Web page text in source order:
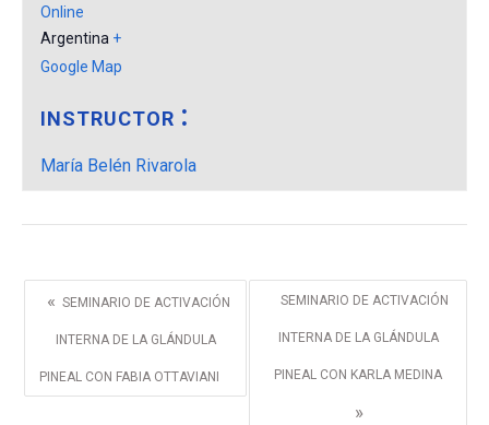
Online
Argentina +
Google Map
INSTRUCTOR
María Belén Rivarola
« SEMINARIO DE ACTIVACIÓN
INTERNA DE LA GLÁNDULA
PINEAL CON FABIA OTTAVIANI
SEMINARIO DE ACTIVACIÓN
INTERNA DE LA GLÁNDULA
PINEAL CON KARLA MEDINA
»